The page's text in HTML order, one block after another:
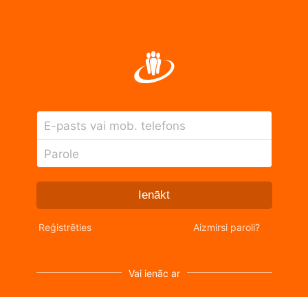
E-pasts vai mob. telefons
Parole
Ienākt
Reģistrēties Aizmirsi paroli?
Vai ienāc ar